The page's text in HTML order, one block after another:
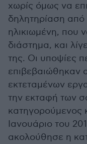
χωρίς όμως να
δηλητηρίαση
ηλικιωμένη, που
διάστημα, και
της. Οι υποψίες
επιβεβαιώθηκαν
εκτεταμένων
την εκταφή των
κατηγορούμενος
Ιανουάριο του
ακολούθησε η